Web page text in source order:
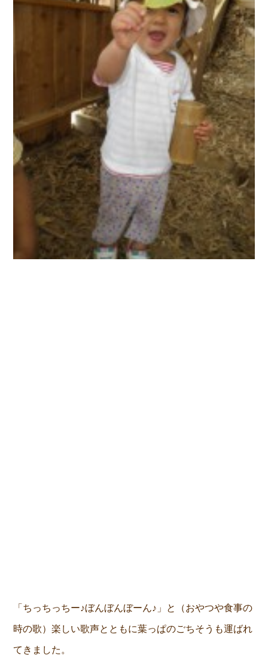
「ちっちっちー♪ぼんぼんぼーん♪」と（おやつや食事の
時の歌）楽しい歌声とともに葉っぱのごちそうも運ばれ
てきました。